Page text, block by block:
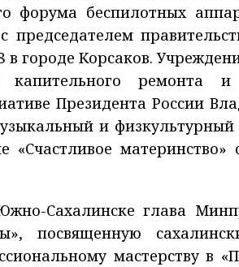
форума беспилотных
городе Корсаков.
ремонта и
Президента России
и
материнство»
Сахалинске глава
посвященную
мастерству в